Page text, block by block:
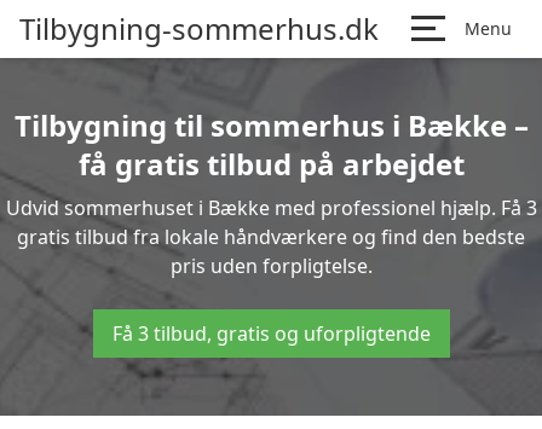
Tilbygning-sommerhus.dk Menu
Tilbygning til sommerhus i Bække –
få gratis tilbud på arbejdet
Udvid sommerhuset i Bække med professionel hjælp. Få 3
gratis tilbud fra lokale håndværkere og find den bedste
pris uden forpligtelse.
Få 3 tilbud, gratis og uforpligtende